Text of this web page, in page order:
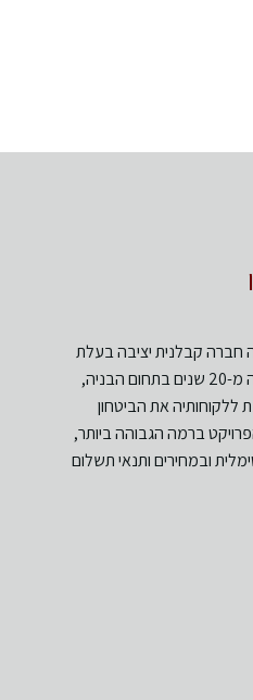
חברה קבלנית יציבה בעלת
ניסיון של למעלה מ-20 שנים בתחום הבניה,
ללקוחותיה את הביטחון
ברמה הגבוהה ביותר,
ובמחירים ותנאי תשלום